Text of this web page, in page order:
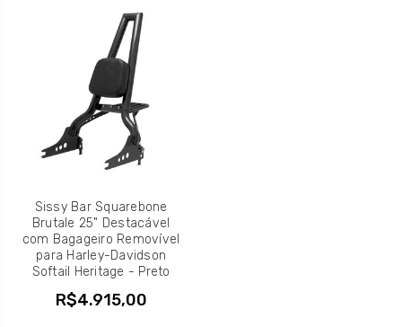
Sissy Bar Squarebone
Brutale 25" Destacável
com Bagageiro Removível
para Harley-Davidson
Softail Heritage - Preto
R$4.915,00